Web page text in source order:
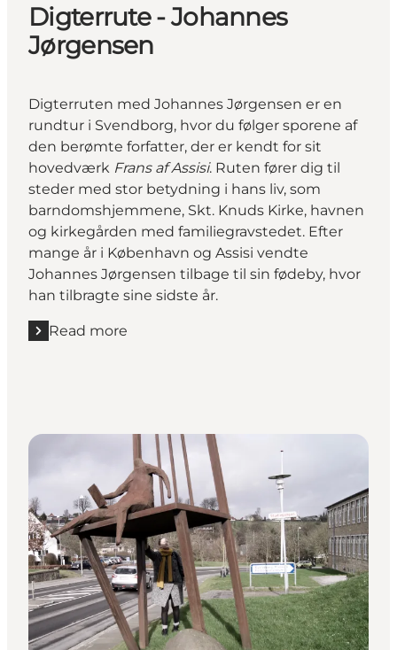
Digterrute - Johannes
Jørgensen
Digterruten med Johannes Jørgensen er en
rundtur i Svendborg, hvor du følger sporene af
den berømte forfatter, der er kendt for sit
hovedværk Frans af Assisi. Ruten fører dig til
steder med stor betydning i hans liv, som
barndomshjemmene, Skt. Knuds Kirke, havnen
og kirkegården med familiegravstedet. Efter
mange år i København og Assisi vendte
Johannes Jørgensen tilbage til sin fødeby, hvor
han tilbragte sine sidste år.
Read more
Read more "Digterrute - Johannes Jørgensen"